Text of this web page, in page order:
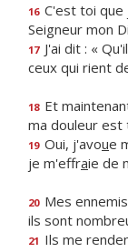
16 C'est toi que
Seigneur mon
17 J'ai dit : «
ceux qui rient
18 Et
ma douleur est
19 Oui, j'avoue
je m'effraie de
20 Mes
ils sont
21 Ils me